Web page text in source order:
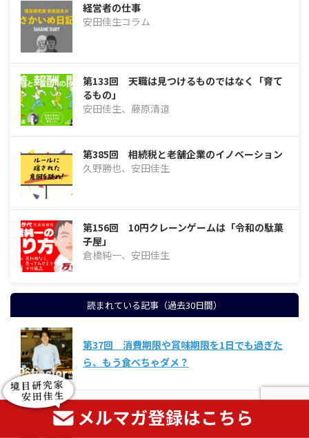
経営者の仕事
安田佳生コラム
第133回 天職は見つけるものではなく「育て
るもの」
安田佳生、藤原清道
第385回 相続税と老舗企業のイノベーション
久野勝也、安田佳生
第156回 10円クレーンゲームは「令和の駄菓
子屋」
倉橋純一、安田佳生
読まれている記事（過去30日間）
第37回 消費期限や賞味期限を1日でも過ぎた
ら、もう食べちゃダメ？
自分ごとの限界